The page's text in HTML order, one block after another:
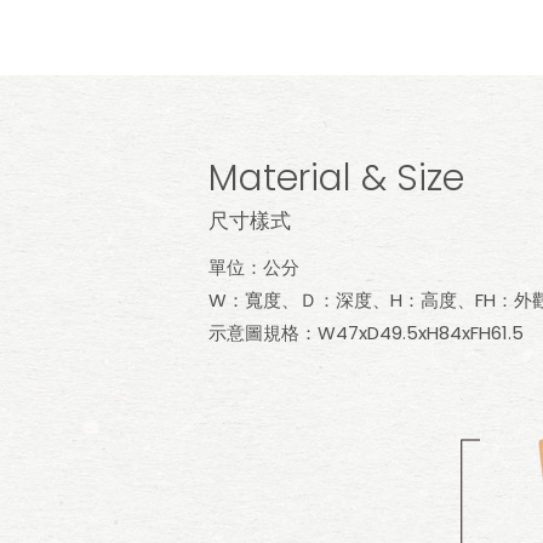
Material & Size
尺寸樣式
單位：公分
W：寬度、Ｄ：深度、H：高度、FH：外
示意圖規格：W47xD49.5xH84xFH61.5